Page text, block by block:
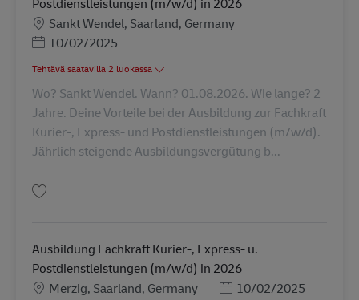
SijaintiSankt Wendel, Saarland, Germany
Posted Date
10/02/2025
Tehtävä saatavilla 2 luokassa
Wo? Sankt Wendel. Wann? 01.08.2026. Wie lange? 2
Jahre. Deine Vorteile bei der Ausbildung zur Fachkraft
Kurier-, Express- und Postdienstleistungen (m/w/d).
Jährlich steigende Ausbildungsvergütung b...
Ausbildung Fachkraft Kurier-, Express- u.
Postdienstleistungen (m/w/d) in 2026
SijaintiMerzig, Saarland, Germany Posted Date
10/02/2025